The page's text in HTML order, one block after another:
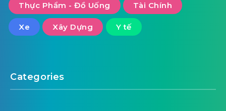
Thực Phẩm - Đồ Uống Tài Chính
Xe Xây Dựng Y tế
Categories